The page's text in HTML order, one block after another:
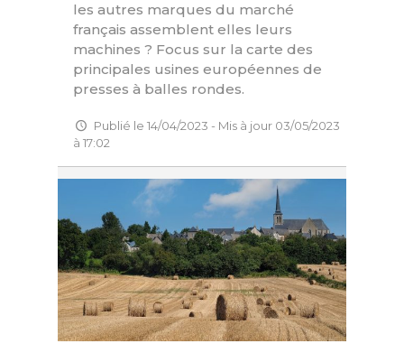
les autres marques du marché
français assemblent elles leurs
machines ? Focus sur la carte des
principales usines européennes de
presses à balles rondes.
Publié le 14/04/2023 - Mis à jour 03/05/2023
à 17:02